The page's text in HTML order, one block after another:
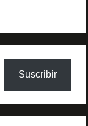
Suscribir